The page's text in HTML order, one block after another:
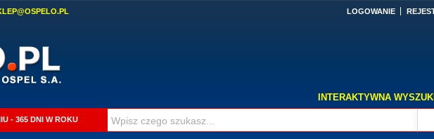
LOGOWANIE
INTERAKTYWNA
- 365 DNI W ROKU